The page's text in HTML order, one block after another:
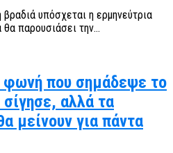
υπόσχεται η ερμηνεύτρια
παρουσιάσει την...
φωνή που σημάδεψε το
σίγησε, αλλά τα
μείνουν για πάντα